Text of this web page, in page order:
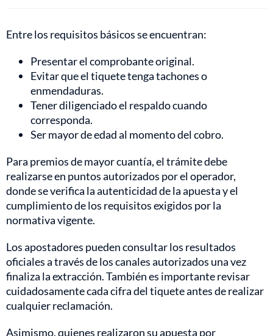
Entre los requisitos básicos se encuentran:
Presentar el comprobante original.
Evitar que el tiquete tenga tachones o
enmendaduras.
Tener diligenciado el respaldo cuando
corresponda.
Ser mayor de edad al momento del cobro.
Para premios de mayor cuantía, el trámite debe
realizarse en puntos autorizados por el operador,
donde se verifica la autenticidad de la apuesta y el
cumplimiento de los requisitos exigidos por la
normativa vigente.
Los apostadores pueden consultar los resultados
oficiales a través de los canales autorizados una vez
finaliza la extracción. También es importante revisar
cuidadosamente cada cifra del tiquete antes de realizar
cualquier reclamación.
Asimismo, quienes realizaron su apuesta por